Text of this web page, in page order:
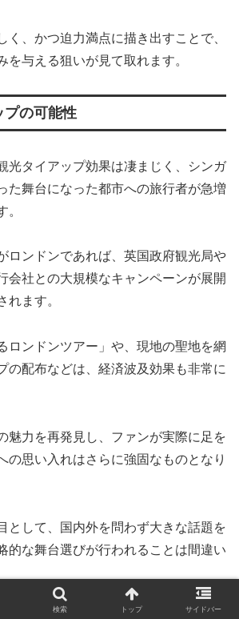
く、かつ迫力満点に描き出すことで、
を与える狙いが見て取れます。
プの可能性
光タイアップ効果は凄まじく、シンガ
た舞台になった都市への旅行者が急増
。
ロンドンであれば、英国政府観光局や
会社との大規模なキャンペーンが展開
れます。
ロンドンツアー」や、現地の聖地を網
の配布などは、経済波及効果も非常に
魅力を再発見し、ファンが実際に足を
の思い入れはさらに強固なものとなり
として、国内外を問わず大きな話題を
的な舞台選びが行われることは間違い
検索 トップ サイドバー